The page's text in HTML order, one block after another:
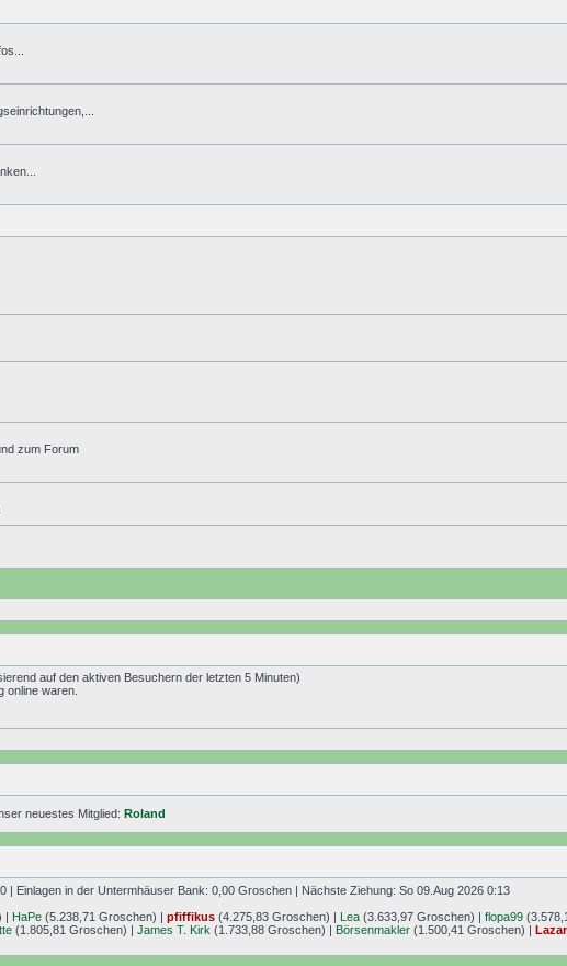
zum Forum
auf den aktiven Besuchern der letzten 5 Minuten)
online waren.
neuestes Mitglied: Roland
Einlagen in der Untermhäuser Bank: 0,00 Groschen | Nächste Ziehung: So 09.Aug 2026 0:13
| HaPe (5.238,71 Groschen) | pfiffikus (4.275,83 Groschen) | Lea (3.633,97 Groschen) | flopa99
(1.805,81 Groschen) | James T. Kirk (1.733,88 Groschen) | Börsenmakler (1.500,41 Groschen) |